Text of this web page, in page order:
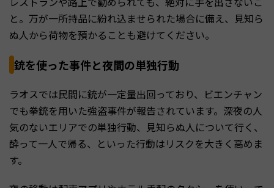
と。万が一所持品に紛れ込ませられた場合に備え、見知ら
ぬ人から荷物を預かることも避けてください。
銃を使った事件と夜間の単独行動
ラオスでは民間に銃が一定量出回っており、ビエンチャン
でも拳銃を用いた強盗事件が報告されています。深夜の人
気のないエリアでの単独行動、見知らぬ人について行く、
酔って一人で帰る、といった行動はリスクを大きく高めま
す。